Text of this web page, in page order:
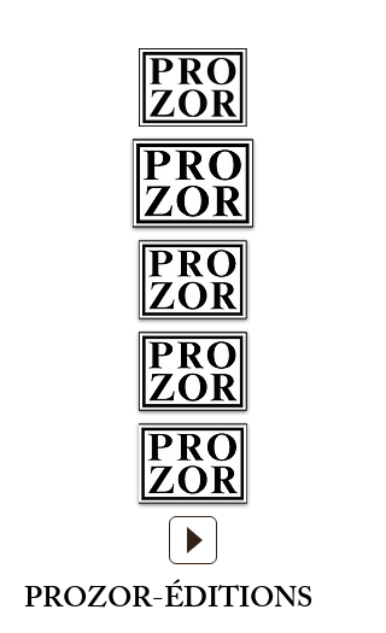
PROZOR-ÉDITIONS